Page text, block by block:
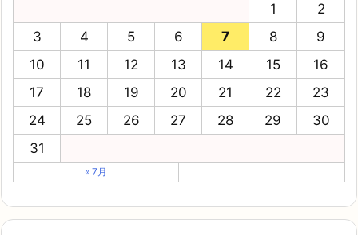
1
2
3
4 5 6 7 8
9
10
11 12 13 14 15
16
17
18 19 20 21 22
23
24
25 26 27 28 29
30
31
« 7月